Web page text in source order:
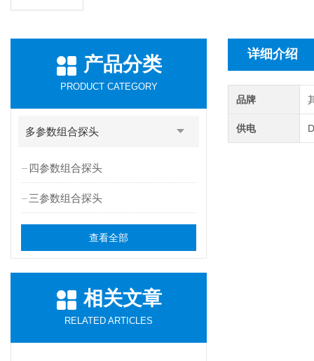
产品分类
PRODUCT CATEGORY
多参数组合探头
四参数组合探头
三参数组合探头
查看全部
相关文章
RELATED ARTICLES
详细介绍
品牌
供电